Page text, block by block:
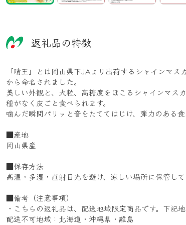
返礼品の特徴
「晴王」とは岡山県下JAより出荷するシャインマ
から命名されました。
美しい外観と、大粒、高糖度をほこるシャインマスカ
種がなく皮ごと食べられます。
噛んだ瞬間パリッと音をたててはじけ、弾力のある食
■産地
岡山県産
■保存方法
高温・多湿・直射日光を避け、涼しい場所に保管して
■備考（注意事項）
・こちらの返礼品は、配送地域限定商品です。下記
配送不可地域：北海道・沖縄県・離島